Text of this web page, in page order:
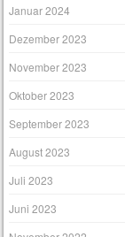
Januar 2024
Dezember 2023
November 2023
Oktober 2023
September 2023
August 2023
Juli 2023
Juni 2023